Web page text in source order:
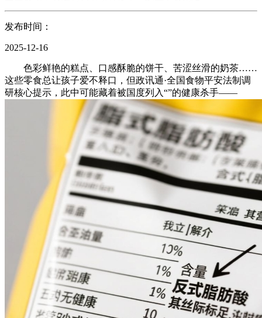
发布时间：
2025-12-16
色彩鲜艳的糕点、口感酥脆的饼干、苦涩丝滑的奶茶……
这些零食总让孩子爱不释口，但政讯通·全国食物平安法制调
研核心提示，此中可能藏着被国度列入“”的健康杀手——